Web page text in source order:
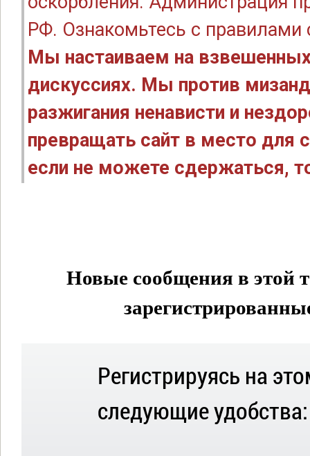
РФ. Ознакомьтесь с правилами
Мы настаиваем на
дискуссиях. Мы против
разжигания ненависти и
превращать сайт в место для
если не можете сдержаться,
Новые сообщения в этой
Регистрируясь на
следующие удобства: